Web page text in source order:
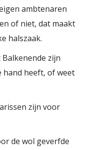
ambtenaren
of niet, dat maakt
halszaak.
zijn
hand heeft, of weet
zijn voor
de wol geverfde